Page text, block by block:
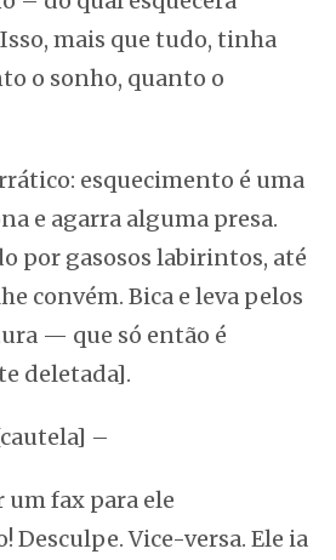
mais que tudo, tinha
o sonho, quanto o
esquecimento é uma
e agarra alguma presa.
por gasosos labirintos, até
convém. Bica e leva pelos
— que só então é
deletada].
–
um fax para ele
Desculpe. Vice-versa. Ele ia